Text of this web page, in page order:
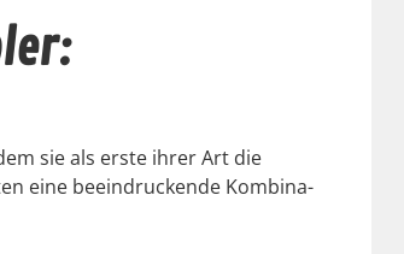
sie als erste ihrer Art die
eine beein­druck­ende Kom­bi­na­